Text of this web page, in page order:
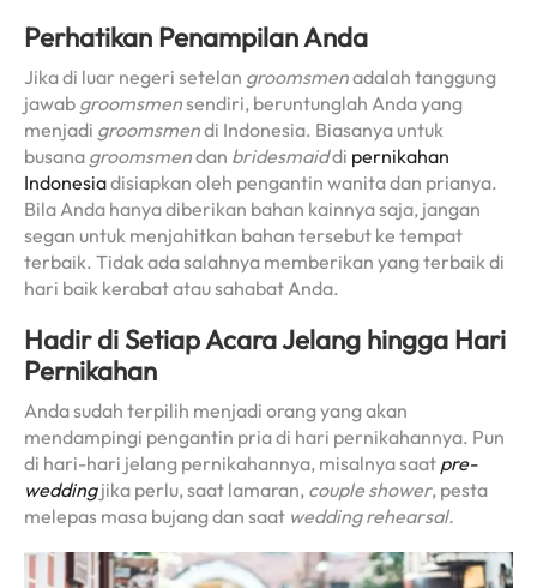
Perhatikan Penampilan Anda
Jika di luar negeri setelan groomsmenadalah tanggung
jawab groomsmensendiri, beruntunglah Anda yang
menjadi groomsmendi Indonesia. Biasanya untuk
busana groomsmendan bridesmaiddi pernikahan
Indonesiadisiapkan oleh pengantin wanita dan prianya.
Bila Anda hanya diberikan bahan kainnya saja, jangan
segan untuk menjahitkan bahan tersebut ke tempat
terbaik. Tidak ada salahnya memberikan yang terbaik di
hari baik kerabat atau sahabat Anda.
Hadir di Setiap Acara Jelang hingga Hari
Pernikahan
Anda sudah terpilih menjadi orang yang akan
mendampingi pengantin pria di hari pernikahannya. Pun
di hari-hari jelang pernikahannya, misalnya saat pre-
weddingjika perlu, saat lamaran, couple shower, pesta
melepas masa bujang dan saat wedding rehearsal.